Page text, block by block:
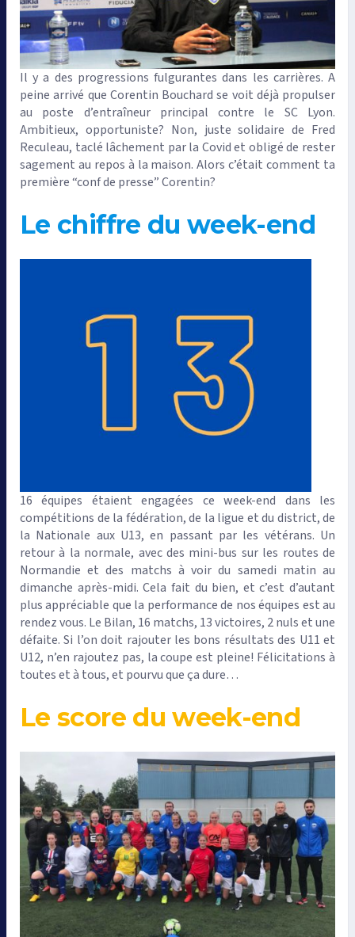
Il y a des progressions fulgurantes dans les carrières. A
peine arrivé que Corentin Bouchard se voit déjà propulser
au poste d’entraîneur principal contre le SC Lyon.
Ambitieux, opportuniste? Non, juste solidaire de Fred
Reculeau, taclé lâchement par la Covid et obligé de rester
sagement au repos à la maison. Alors c’était comment ta
première “conf de presse” Corentin?
Le chiffre du week-end
16 équipes étaient engagées ce week-end dans les
compétitions de la fédération, de la ligue et du district, de
la Nationale aux U13, en passant par les vétérans. Un
retour à la normale, avec des mini-bus sur les routes de
Normandie et des matchs à voir du samedi matin au
dimanche après-midi. Cela fait du bien, et c’est d’autant
plus appréciable que la performance de nos équipes est au
rendez vous. Le Bilan, 16 matchs, 13 victoires, 2 nuls et une
défaite. Si l’on doit rajouter les bons résultats des U11 et
U12, n’en rajoutez pas, la coupe est pleine! Félicitations à
toutes et à tous, et pourvu que ça dure…
Le score du week-end